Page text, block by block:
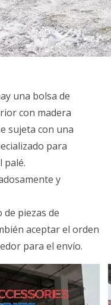
una bolsa de
con madera
sujeta con una
para
palé.
y
piezas de
aceptar el orden
para el envío.